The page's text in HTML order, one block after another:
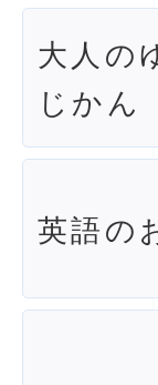
大人の
じかん
英語の